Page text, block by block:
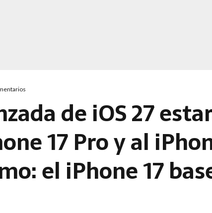
de iOS 27
17 Pro y al
el iPhone 17